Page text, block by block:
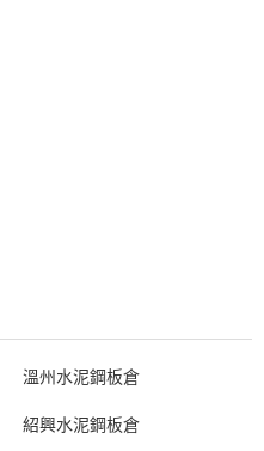
溫州水泥鋼板倉
紹興水泥鋼板倉